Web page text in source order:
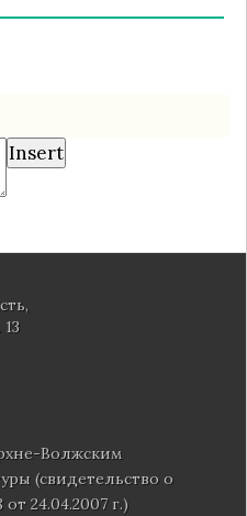
Insert
Волжским
(свидетельство о
24.04.2007 г.)